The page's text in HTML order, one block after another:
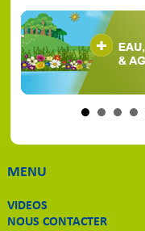
MENU
VIDEOS
NOUS CONTACTER